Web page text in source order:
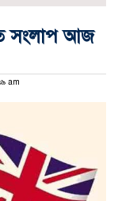
সংলাপ আজ
am